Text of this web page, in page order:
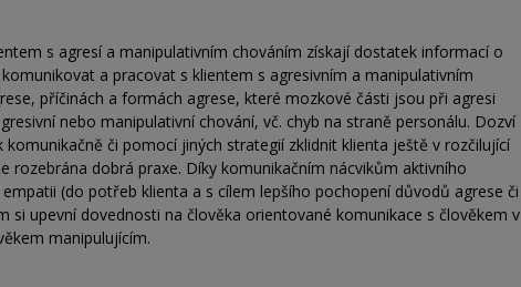
s agresí a manipulativním chováním získají dostatek informací o
a pracovat s klientem s agresivním a manipulativním
příčinách a formách agrese, které mozkové části jsou při agresi
nebo manipulativní chování, vč. chyb na straně personálu. Dozví
či pomocí jiných strategií zklidnit klienta ještě v rozčilující
rozebrána dobrá praxe. Díky komunikačním nácvikům aktivního
(do potřeb klienta a s cílem lepšího pochopení důvodů agrese či
si upevní dovednosti na člověka orientované komunikace s člověkem v
manipulujícím.